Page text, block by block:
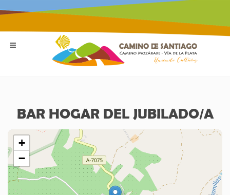
BAR HOGAR DEL JUBILADO/A
+
−